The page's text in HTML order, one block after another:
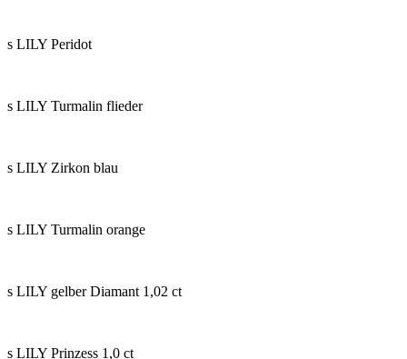
s LILY Peridot
s LILY Turmalin flieder
s LILY Zirkon blau
s LILY Turmalin orange
s LILY gelber Diamant 1,02 ct
s LILY Prinzess 1,0 ct